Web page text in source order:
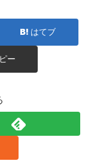
はてブ
ー